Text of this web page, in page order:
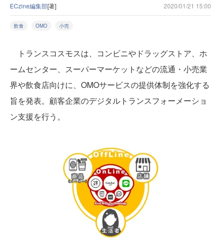
ECzine編集部[著] 2020/01/21 15:00
飲食 OMO 小売
トランスコスモスは、コンビニやドラッグストア、ホ
ームセンター、スーパーマーケットなどの流通・小売業
界や飲食店向けに、OMOサービスの提供体制を強化する
旨を発表。顧客企業のデジタルトランスフォーメーショ
ン支援を行う。